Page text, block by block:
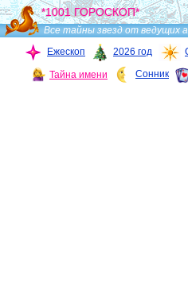
*1001 ГОРОСКОП*
Все тайны звезд от ведущих
Ежескоп
2026 год
Тайна имени Сонник